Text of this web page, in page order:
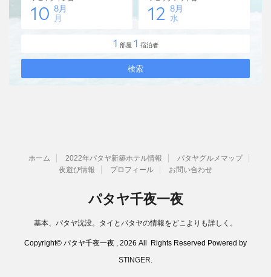
ホーム 2022年パタヤ新築ホテル情報
パタヤグルメマップ
夜遊び情報
プロフィール お問い合わせ
パタヤ千夜一夜
基本、パタヤ沈没。タイとパタヤの情報をどこよりも詳しく。
Copyright© パタヤ千夜一夜 , 2026 All Rights Reserved Powered by
STINGER.